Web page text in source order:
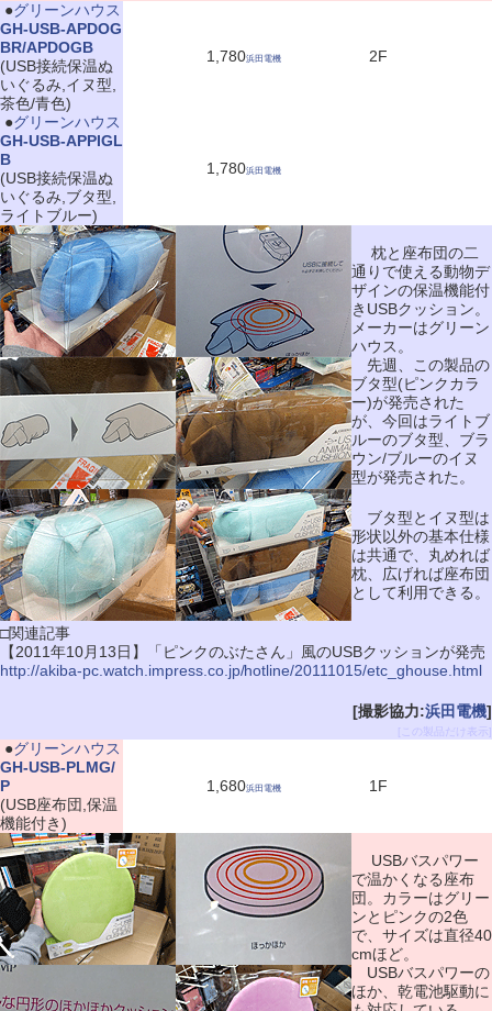
●グリーンハウス
GH-USB-APDOG
BR/APDOGB
(USB接続保温ぬ
いぐるみ,イヌ型,
茶色/青色)
1,780浜田電機 2F
●グリーンハウス
GH-USB-APPIGL
B
(USB接続保温ぬ
いぐるみ,ブタ型,
ライトブルー)
1,780浜田電機
枕と座布団の二
通りで使える動物デ
ザインの保温機能付
きUSBクッション。
メーカーはグリーン
ハウス。
先週、この製品の
ブタ型(ピンクカラ
ー)が発売された
が、今回はライトブ
ルーのブタ型、ブラ
ウン/ブルーのイヌ
型が発売された。
ブタ型とイヌ型は
形状以外の基本仕様
は共通で、丸めれば
枕、広げれば座布団
として利用できる。
□関連記事
【2011年10月13日】「ピンクのぶたさん」風のUSBクッションが発売
http://akiba-pc.watch.impress.co.jp/hotline/20111015/etc_ghouse.html
[撮影協力:浜田電機]
[この製品だけ表示]
●グリーンハウス
GH-USB-PLMG/
P
(USB座布団,保温
機能付き)
1,680浜田電機 1F
USBバスパワー
で温かくなる座布
団。カラーはグリー
ンとピンクの2色
で、サイズは直径40
cmほど。
USBバスパワーの
ほか、乾電池駆動に